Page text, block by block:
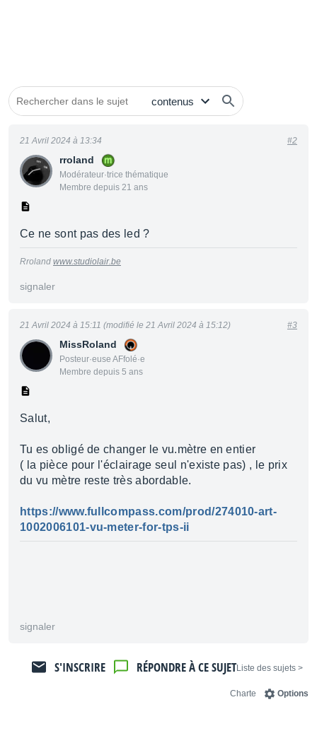
rroland
Modérateur·trice thématique
Membre depuis 21 ans
21 Avril 2024 à 13:34 #2
Ce ne sont pas des led ?
Rroland www.studiolair.be
signaler
MissRoland
Posteur·euse AFfolé·e
Membre depuis 5 ans
21 Avril 2024 à 15:11 (modifié le 21 Avril 2024 à 15:12) #3
Salut,
Tu es obligé de changer le vu.mètre en entier
( la pièce pour l'éclairage seul n'existe pas) , le prix
du vu mètre reste très abordable.
https://www.fullcompass.com/prod/274010-art-
1002006101-vu-meter-for-tps-ii
signaler
< Liste des sujets
RÉPONDRE À CE SUJET
S'INSCRIRE
Options
Charte